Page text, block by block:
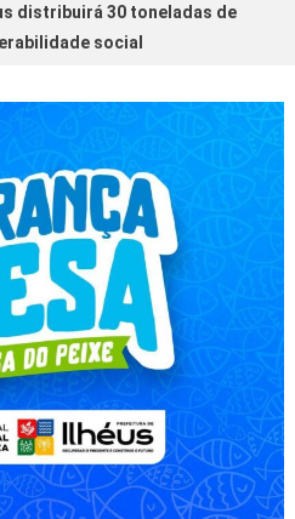
distribuirá 30 toneladas de
social